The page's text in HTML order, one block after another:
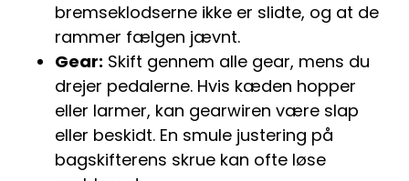
bremseklodserne ikke er slidte, og at de
rammer fælgen jævnt.
Gear: Skift gennem alle gear, mens du
drejer pedalerne. Hvis kæden hopper
eller larmer, kan gearwiren være slap
eller beskidt. En smule justering på
bagskifterens skrue kan ofte løse